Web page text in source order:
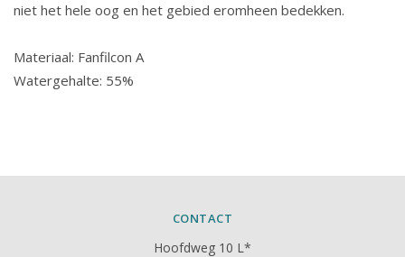
niet het hele oog en het gebied eromheen bedekken.
Materiaal: Fanfilcon A
Watergehalte: 55%
CONTACT
Hoofdweg 10 L*